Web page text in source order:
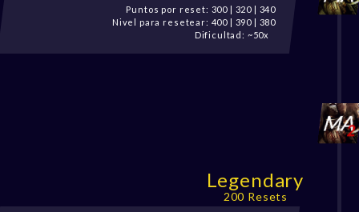
Puntos por reset: 300 | 320 | 340
Nivel para resetear: 400 | 390 | 380
Dificultad: ~50x
Legendary
200 Resets